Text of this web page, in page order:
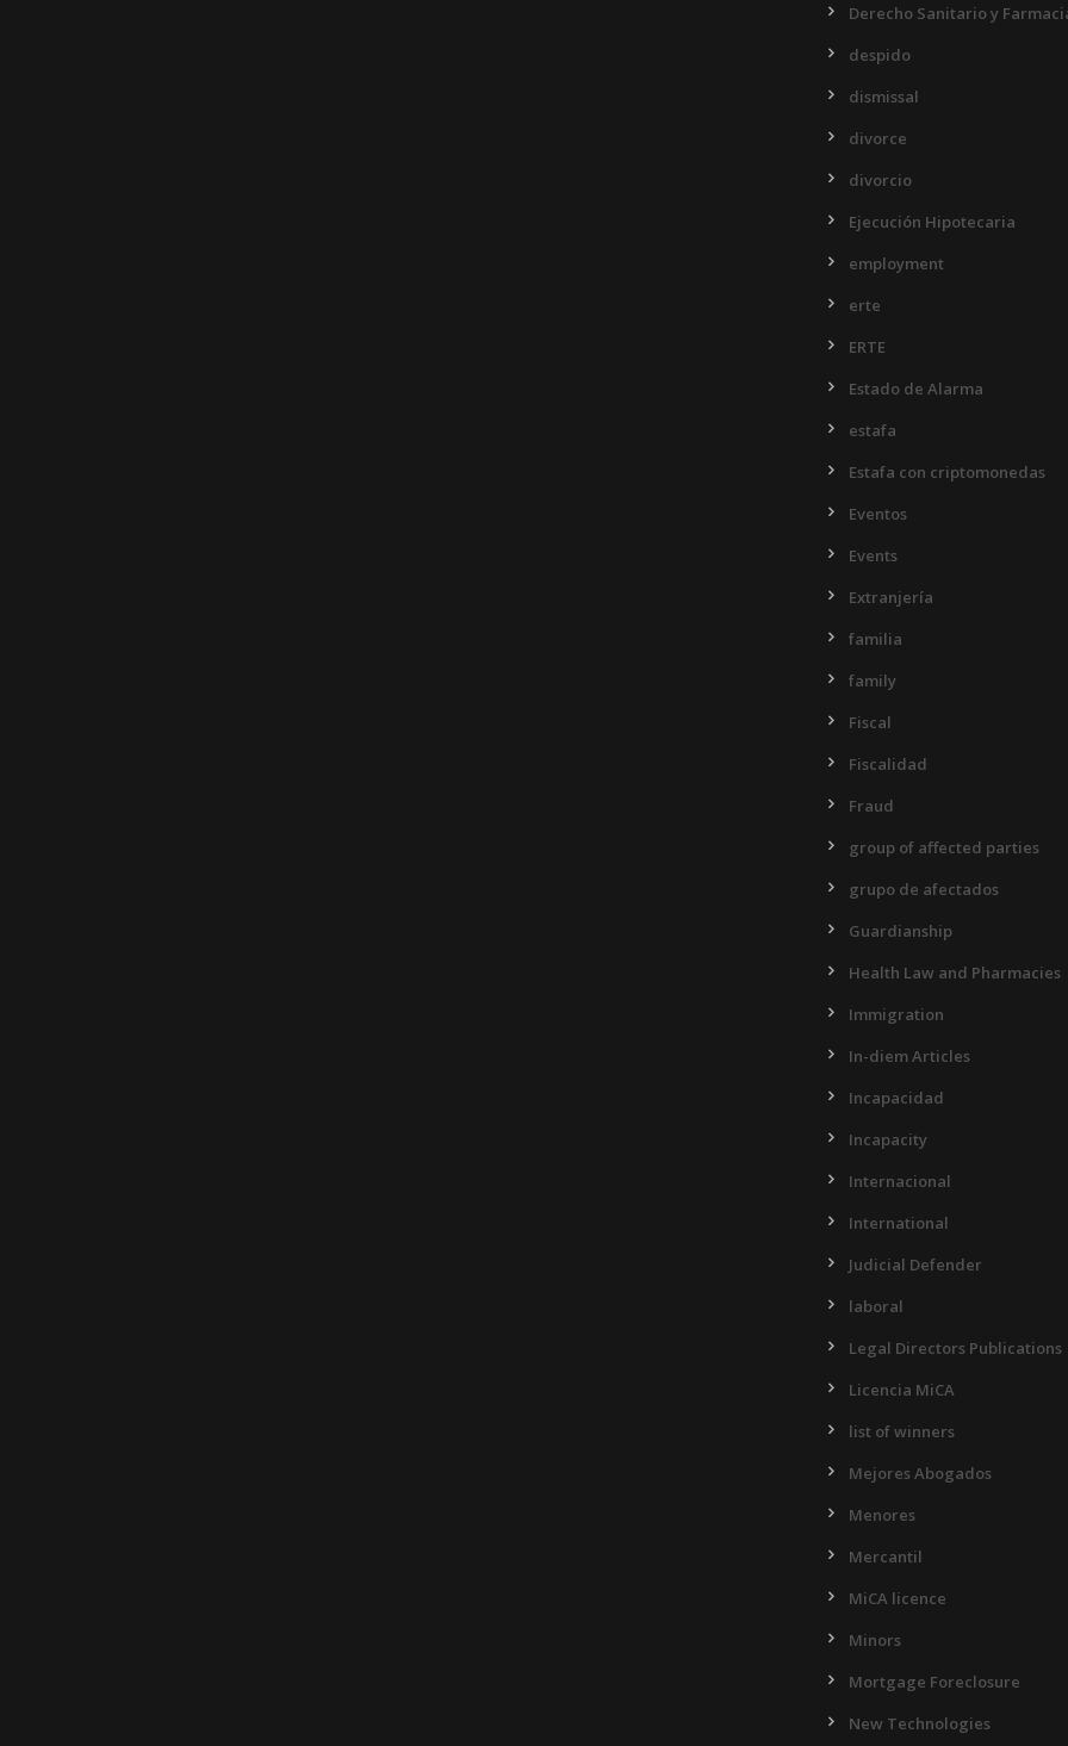
Derecho Sanitario y
despido
dismissal
divorce
divorcio
Ejecución Hipotecaria
employment
erte
ERTE
Estado de Alarma
estafa
Estafa con criptomonedas
Eventos
Events
Extranjería
familia
family
Fiscal
Fiscalidad
Fraud
group of affected parties
grupo de afectados
Guardianship
Health Law and Pharmacies
Immigration
In-diem Articles
Incapacidad
Incapacity
Internacional
International
Judicial Defender
laboral
Legal Directors Publications
Licencia MiCA
list of winners
Mejores Abogados
Menores
Mercantil
MiCA licence
Minors
Mortgage Foreclosure
New Technologies